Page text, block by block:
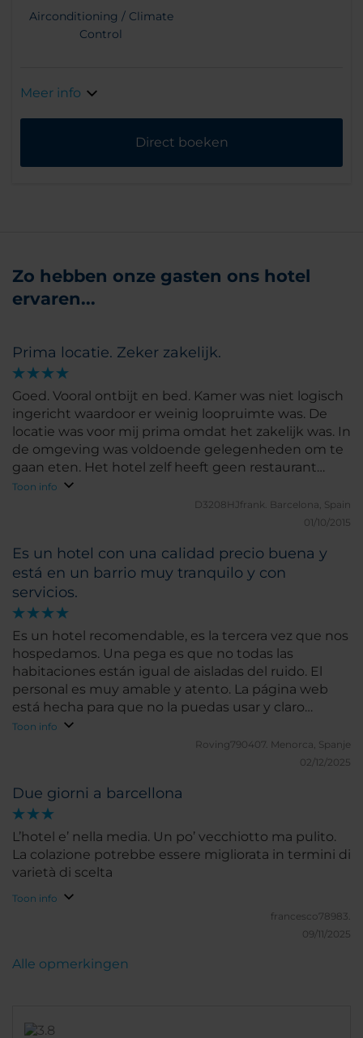
Airconditioning / Climate
Control
Meer info
Direct boeken
Zo hebben onze gasten ons hotel
ervaren...
Prima locatie. Zeker zakelijk.
Goed. Vooral ontbijt en bed. Kamer was niet logisch
ingericht waardoor er weinig loopruimte was. De
locatie was voor mij prima omdat het zakelijk was. In
de omgeving was voldoende gelegenheden om te
gaan eten. Het hotel zelf heeft geen restaurant
(alleen ontbijt ruimte)
Toon info
D3208HJfrank. Barcelona, Spain
01/10/2015
Es un hotel con una calidad precio buena y
está en un barrio muy tranquilo y con
servicios.
Es un hotel recomendable, es la tercera vez que nos
hospedamos. Una pega es que no todas las
habitaciones están igual de aisladas del ruido. El
personal es muy amable y atento. La página web
está hecha para que no la puedas usar y claro
recurres a otras plataformas.
Toon info
Roving790407. Menorca, Spanje
02/12/2025
Due giorni a barcellona
L’hotel e’ nella media. Un po’ vecchiotto ma pulito.
La colazione potrebbe essere migliorata in termini di
varietà di scelta
Toon info
francesco78983.
09/11/2025
Alle opmerkingen